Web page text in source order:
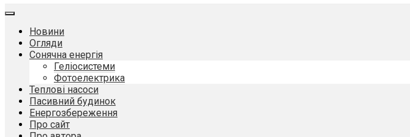
Новини
Огляди
Сонячна енергія
Геліосистеми
Фотоелектрика
Теплові насоси
Пасивний будинок
Енергозбереження
Про сайт